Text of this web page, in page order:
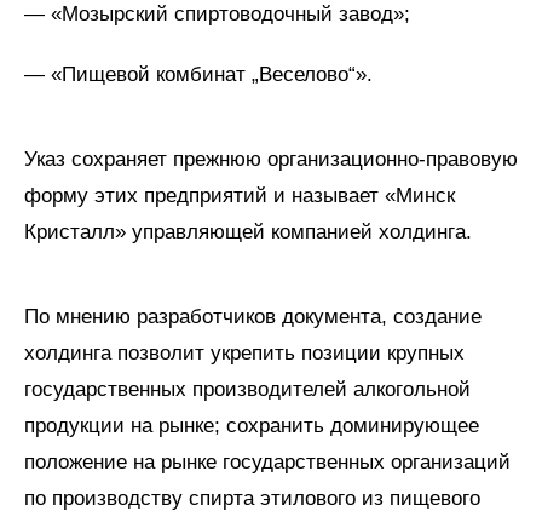
— «Мозырский спиртоводочный завод»;
— «Пищевой комбинат „Веселово“».
Указ сохраняет прежнюю организационно-правовую
форму этих предприятий и называет «Минск
Кристалл» управляющей компанией холдинга.
По мнению разработчиков документа, создание
холдинга позволит укрепить позиции крупных
государственных производителей алкогольной
продукции на рынке; сохранить доминирующее
положение на рынке государственных организаций
по производству спирта этилового из пищевого